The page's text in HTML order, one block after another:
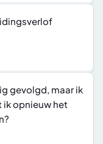
gevolgd, maar ik
ik opnieuw het